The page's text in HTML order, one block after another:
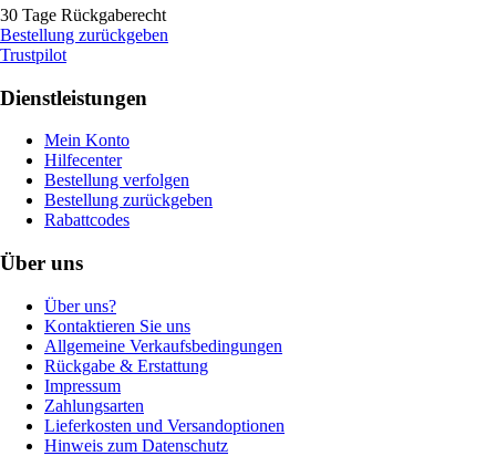
30 Tage Rückgaberecht
Bestellung zurückgeben
Trustpilot
Dienstleistungen
Mein Konto
Hilfecenter
Bestellung verfolgen
Bestellung zurückgeben
Rabattcodes
Über uns
Über uns?
Kontaktieren Sie uns
Allgemeine Verkaufsbedingungen
Rückgabe & Erstattung
Impressum
Zahlungsarten
Lieferkosten und Versandoptionen
Hinweis zum Datenschutz